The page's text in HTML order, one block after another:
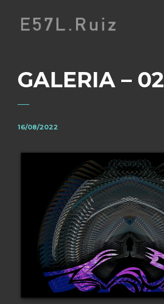
GALERIA – 02
16/08/2022